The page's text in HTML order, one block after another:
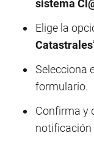
sistema
Elige la
Selecciona
formulario.
Confirma y
notificación